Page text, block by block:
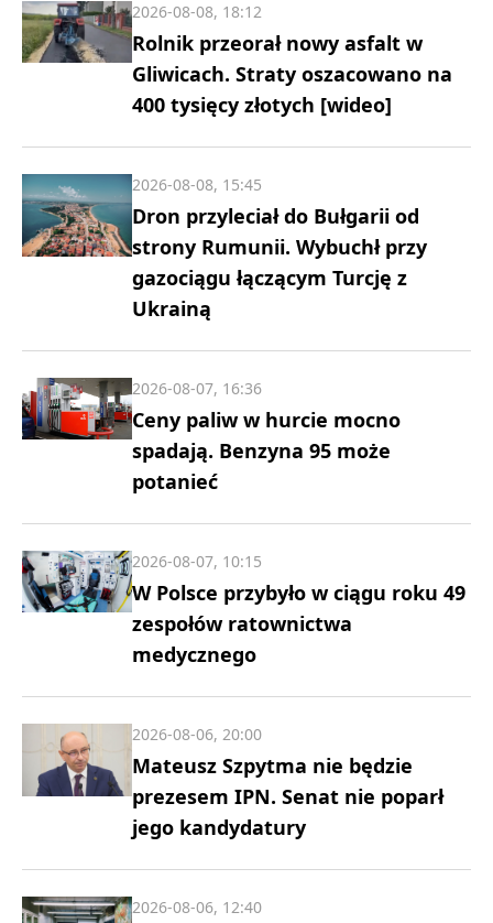
Rolnik przeorał nowy asfalt w
Gliwicach. Straty oszacowano na
400 tysięcy złotych [wideo]
2026-08-08, 18:12
Dron przyleciał do Bułgarii od
strony Rumunii. Wybuchł przy
gazociągu łączącym Turcję z
Ukrainą
2026-08-08, 15:45
Ceny paliw w hurcie mocno
spadają. Benzyna 95 może
potanieć
2026-08-07, 16:36
W Polsce przybyło w ciągu roku 49
zespołów ratownictwa
medycznego
2026-08-07, 10:15
Mateusz Szpytma nie będzie
prezesem IPN. Senat nie poparł
jego kandydatury
2026-08-06, 20:00
2026-08-06, 12:40